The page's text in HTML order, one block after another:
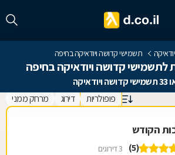
תשמישי קדושה ויודאיקה בחיפה
לתשמישי קדושה ויודאיקה בחיפה
פופולריות דירוג מרחק ממני
הקודש
(5) 3 דירוגים